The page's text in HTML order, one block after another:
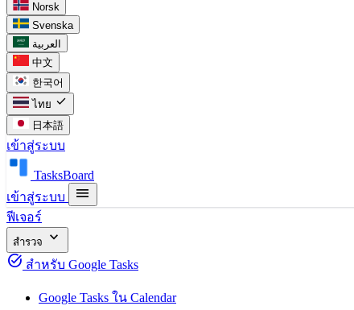
Norsk
Svenska
العربية
中文
한국어
ไทย check
日本語
เข้าสู่ระบบ
TasksBoard
เข้าสู่ระบบ
menu
ฟีเจอร์
สำรวจ
expand_more
task_alt สำหรับ Google Tasks
Google Tasks ใน Calendar